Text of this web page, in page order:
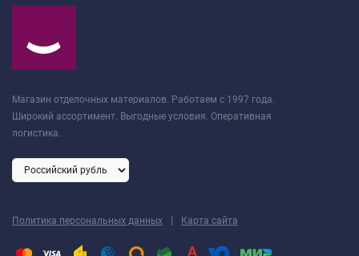
Магазин отделочных материалов. Работаем с 1997 года.
Широкий ассортимент. Выгодные условия. Оперативная
логистика.
Политика персональных данных | Карта сайта